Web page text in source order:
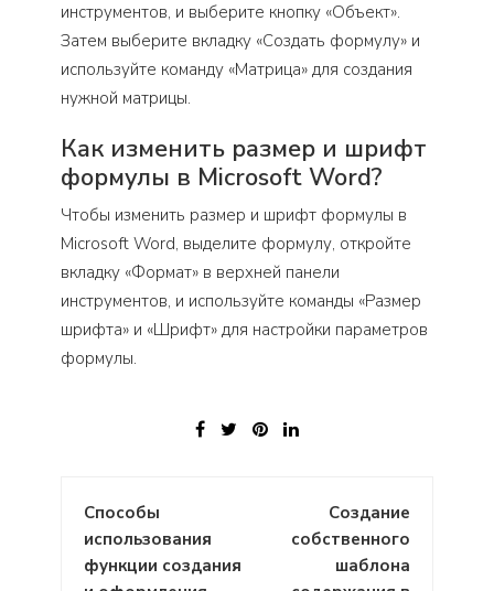
инструментов, и выберите кнопку «Объект».
Затем выберите вкладку «Создать формулу» и
используйте команду «Матрица» для создания
нужной матрицы.
Как изменить размер и шрифт
формулы в Microsoft Word?
Чтобы изменить размер и шрифт формулы в
Microsoft Word, выделите формулу, откройте
вкладку «Формат» в верхней панели
инструментов, и используйте команды «Размер
шрифта» и «Шрифт» для настройки параметров
формулы.
Навигация
по
записям
Способы
использования
функции создания
Создание
собственного
шаблона